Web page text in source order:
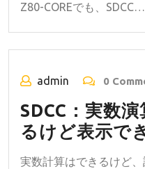
Z80-COREでも、SDCC…
admin 0
SDCC：実数
るけど表示で
実数計算はできるけど